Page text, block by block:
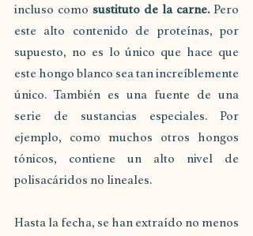
incluso como sustituto de la carne. Pero
este alto contenido de proteínas, por
supuesto, no es lo único que hace que
este hongo blanco sea tan increíblemente
único. También es una fuente de una
serie de sustancias especiales. Por
ejemplo, como muchos otros hongos
tónicos, contiene un alto nivel de
polisacáridos no lineales.
Hasta la fecha, se han extraído no menos